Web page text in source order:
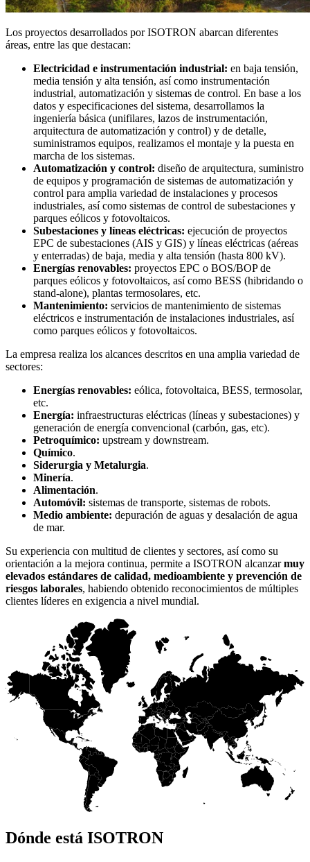
Los proyectos desarrollados por ISOTRON abarcan diferentes
áreas, entre las que destacan:
Electricidad e instrumentación industrial: en baja tensión,
media tensión y alta tensión, así como instrumentación
industrial, automatización y sistemas de control. En base a los
datos y especificaciones del sistema, desarrollamos la
ingeniería básica (unifilares, lazos de instrumentación,
arquitectura de automatización y control) y de detalle,
suministramos equipos, realizamos el montaje y la puesta en
marcha de los sistemas.
Automatización y control: diseño de arquitectura, suministro
de equipos y programación de sistemas de automatización y
control para amplia variedad de instalaciones y procesos
industriales, así como sistemas de control de subestaciones y
parques eólicos y fotovoltaicos.
Subestaciones y líneas eléctricas: ejecución de proyectos
EPC de subestaciones (AIS y GIS) y líneas eléctricas (aéreas
y enterradas) de baja, media y alta tensión (hasta 800 kV).
Energías renovables: proyectos EPC o BOS/BOP de
parques eólicos y fotovoltaicos, así como BESS (hibridando o
stand-alone), plantas termosolares, etc.
Mantenimiento: servicios de mantenimiento de sistemas
eléctricos e instrumentación de instalaciones industriales, así
como parques eólicos y fotovoltaicos.
La empresa realiza los alcances descritos en una amplia variedad de
sectores:
Energías renovables: eólica, fotovoltaica, BESS, termosolar,
etc.
Energía: infraestructuras eléctricas (líneas y subestaciones) y
generación de energía convencional (carbón, gas, etc).
Petroquímico: upstream y downstream.
Químico.
Siderurgia y Metalurgia.
Minería.
Alimentación.
Automóvil: sistemas de transporte, sistemas de robots.
Medio ambiente: depuración de aguas y desalación de agua
de mar.
Su experiencia con multitud de clientes y sectores, así como su
orientación a la mejora continua, permite a ISOTRON alcanzarmuy
elevados estándares de calidad, medioambiente y prevención de
riesgos laborales, habiendo obtenido reconocimientos de múltiples
clientes líderes en exigencia a nivel mundial.
Dónde está ISOTRON